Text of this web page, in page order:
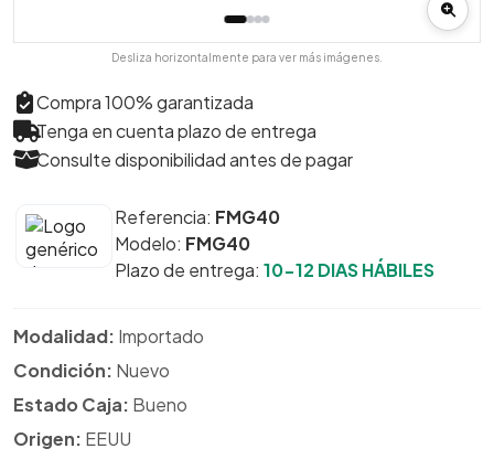
Desliza horizontalmente para ver más imágenes.
Compra 100% garantizada
Tenga en cuenta plazo de entrega
Consulte disponibilidad antes de pagar
Referencia: FMG40
Modelo: FMG40
Plazo de entrega: 10-12 DIAS HÁBILES
Modalidad: Importado
Condición: Nuevo
Estado Caja: Bueno
Origen: EEUU